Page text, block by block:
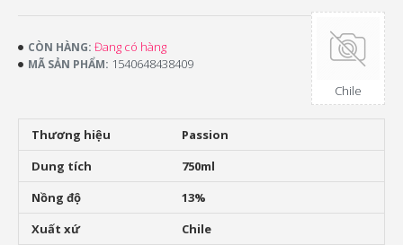
Thương hiệu
Passion
Dung tích
750ml
Nồng độ
13%
Xuất xứ
Chile
CÒN HÀNG: Đang có hàng
MÃ SẢN PHẨM: 1540648438409
Chile